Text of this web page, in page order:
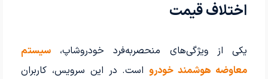
اختلاف قیمت
یکی از ویژگی‌های منحصربه‌فرد خودروشاپ،سیستم
معاوضه هوشمند خودرواست. در این سرویس، کاربران